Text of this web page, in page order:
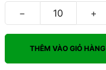
− +
THÊM VÀO GIỎ HÀNG